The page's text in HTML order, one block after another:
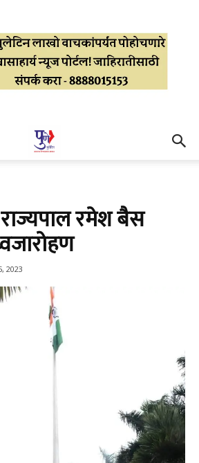
राज्यपाल रमेश बैस
2023